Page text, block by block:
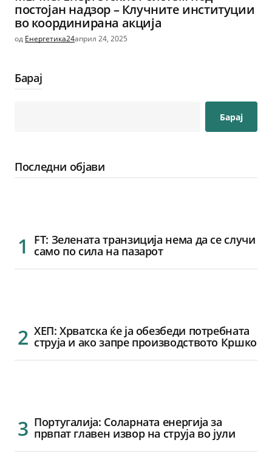
постојан надзор – Клучните институции
во координирана акција
од Енергетика24април 24, 2025
Барај
Барај
Последни објави
FT: Зелената транзиција нема да се случи
само по сила на пазарот
ХЕП: Хрватска ќе ја обезбеди потребната
струја и ако запре производството Кршко
Португалија: Соларната енергија за
првпат главен извор на струја во јули